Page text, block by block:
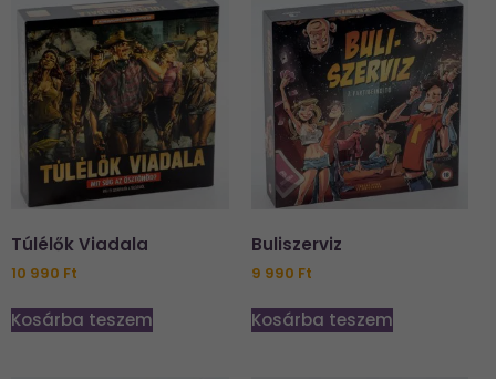
Túlélők Viadala
10 990 Ft
Kosárba teszem
Buliszerviz
9 990 Ft
Kosárba teszem